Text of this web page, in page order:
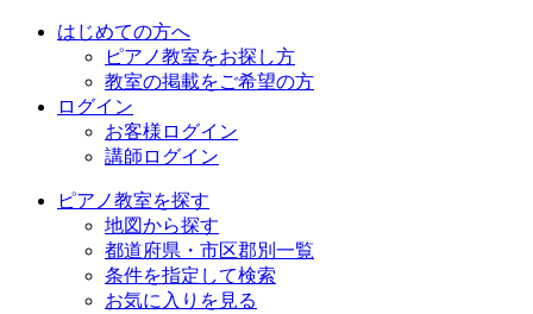
はじめての方へ
ピアノ教室をお探し方
教室の掲載をご希望の方
ログイン
お客様ログイン
講師ログイン
ピアノ教室を探す
地図から探す
都道府県・市区郡別一覧
条件を指定して検索
お気に入りを見る